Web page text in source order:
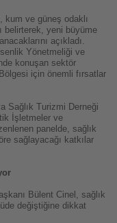
ve güneş odaklı
belirterek, yeni büyüme
açıkladı.
Yönetmeliği ve
konuşan sektör
için önemli fırsatlar
Sağlık Turizmi Derneği
İşletmeler ve
panelde, sağlık
sağlayacağı katkılar
Bülent Cinel, sağlık
değiştiğine dikkat